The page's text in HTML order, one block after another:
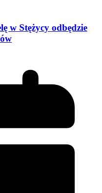
w Stężycy odbędzie